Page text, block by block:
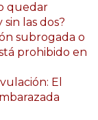
quedar
las dos?
subrogada o
prohibido en
El